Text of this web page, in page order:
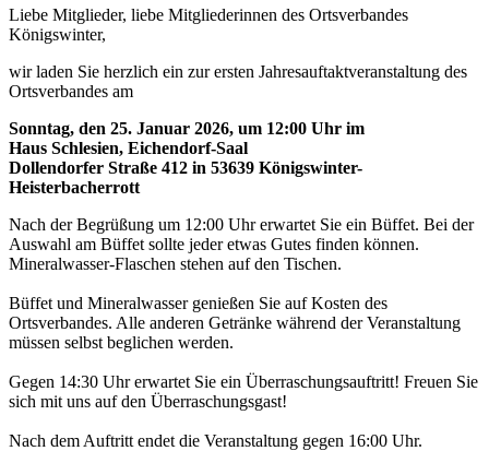
Liebe Mitglieder, liebe Mitgliederinnen des Ortsverbandes
Königswinter,
wir laden Sie herzlich ein zur ersten Jahresauftaktveranstaltung des
Ortsverbandes am
Sonntag, den 25. Januar 2026, um 12:00 Uhr im
Haus Schlesien, Eichendorf-Saal
Dollendorfer Straße 412 in 53639 Königswinter-
Heisterbacherrott
Nach der Begrüßung um 12:00 Uhr erwartet Sie ein Büffet. Bei der
Auswahl am Büffet sollte jeder etwas Gutes finden können.
Mineralwasser-Flaschen stehen auf den Tischen.
Büffet und Mineralwasser genießen Sie auf Kosten des
Ortsverbandes. Alle anderen Getränke während der Veranstaltung
müssen selbst beglichen werden.
Gegen 14:30 Uhr erwartet Sie ein Überraschungsauftritt! Freuen Sie
sich mit uns auf den Überraschungsgast!
Nach dem Auftritt endet die Veranstaltung gegen 16:00 Uhr.